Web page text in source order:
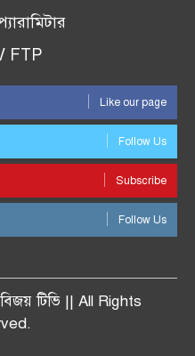
FTP
Like our page
Follow Us
Subscribe
Follow Us
টিভি || All Rights